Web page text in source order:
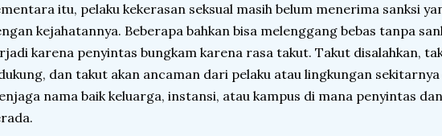
itu, pelaku kekerasan seksual masih belum menerima sanksi
kejahatannya. Beberapa bahkan bisa melenggang bebas tanpa
karena penyintas bungkam karena rasa takut. Takut disalahkan,
dan takut akan ancaman dari pelaku atau lingkungan
nama baik keluarga, instansi, atau kampus di mana penyintas